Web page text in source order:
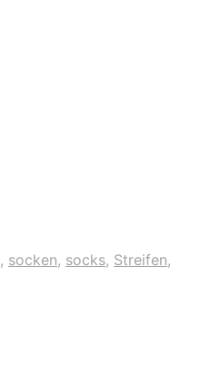
, socken, socks, Streifen,